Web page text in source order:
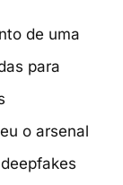
de uma
para
o arsenal